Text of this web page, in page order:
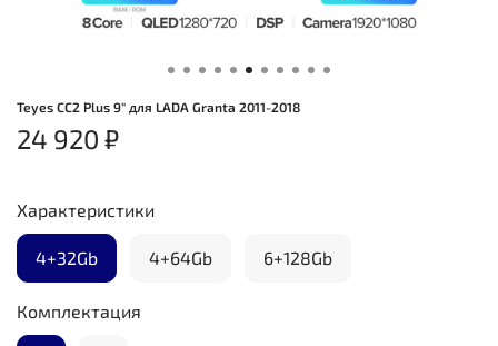
Teyes CC2 Plus 9" для LADA Granta 2011-2018
24 920 ₽
Характеристики
4+32Gb 4+64Gb 6+128Gb
Комплектация